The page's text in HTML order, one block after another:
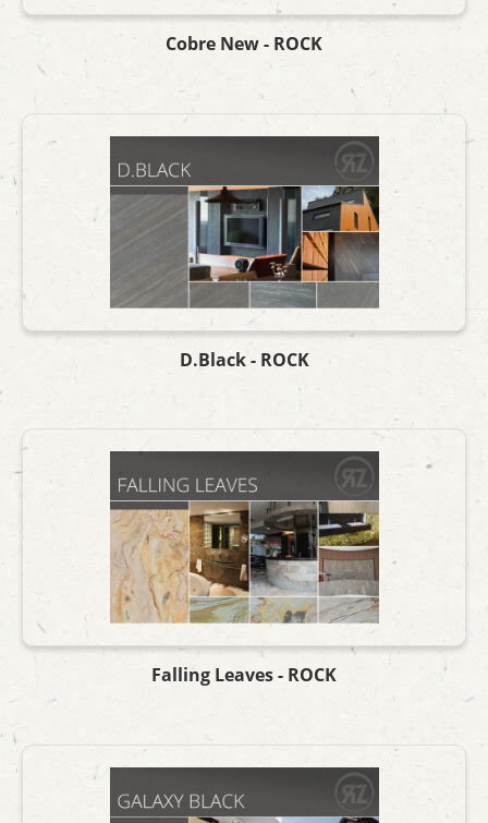
Cobre New - ROCK
D.Black - ROCK
Falling Leaves - ROCK